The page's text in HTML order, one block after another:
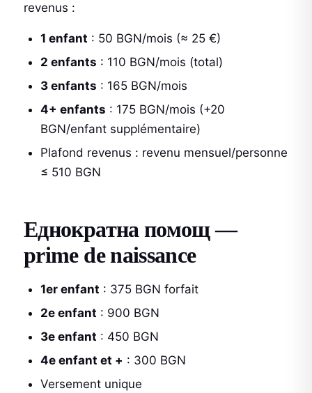
revenus :
1 enfant : 50 BGN/mois (≈ 25 €)
2 enfants : 110 BGN/mois (total)
3 enfants : 165 BGN/mois
4+ enfants : 175 BGN/mois (+20
BGN/enfant supplémentaire)
Plafond revenus : revenu mensuel/personne
≤ 510 BGN
Еднократна помощ —
prime de naissance
1er enfant : 375 BGN forfait
2e enfant : 900 BGN
3e enfant : 450 BGN
4e enfant et + : 300 BGN
Versement unique